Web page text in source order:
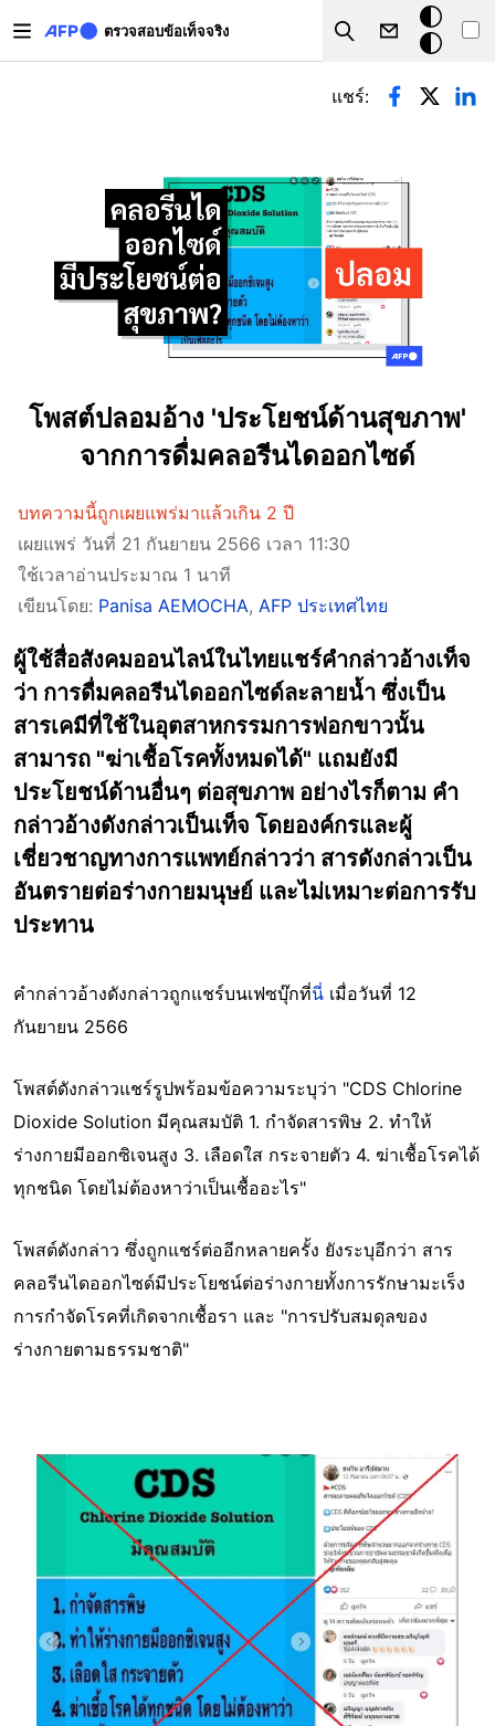
ตรวจสอบข้อเท็จจริง
Search
โหมด
มืด
Primary tabs
แชร์:
โพสต์ปลอมอ้าง 'ประโยชน์ด้านสุขภาพ'
จากการดื่มคลอรีนไดออกไซด์
บทความนี้ถูกเผยแพร่มาแล้วเกิน 2 ปี
เผยแพร่ วันที่ 21 กันยายน 2566 เวลา 11:30
ใช้เวลาอ่านประมาณ 1 นาที
เขียนโดย: Panisa AEMOCHA, AFP ประเทศไทย
ผู้ใช้สื่อสังคมออนไลน์ในไทยแชร์คำกล่าวอ้างเท็จ
ว่า การดื่มคลอรีนไดออกไซด์ละลายน้ำ ซึ่งเป็น
สารเคมีที่ใช้ในอุตสาหกรรมการฟอกขาวนั้น
สามารถ "ฆ่าเชื้อโรคทั้งหมดได้" แถมยังมี
ประโยชน์ด้านอื่นๆ ต่อสุขภาพ อย่างไรก็ตาม คำ
กล่าวอ้างดังกล่าวเป็นเท็จ โดยองค์กรและผู้
เชี่ยวชาญทางการแพทย์กล่าวว่า สารดังกล่าวเป็น
อันตรายต่อร่างกายมนุษย์ และไม่เหมาะต่อการรับ
ประทาน
คำกล่าวอ้างดังกล่าวถูกแชร์บนเฟซบุ๊กที่นี่ เมื่อวันที่ 12
กันยายน 2566
โพสต์ดังกล่าวแชร์รูปพร้อมข้อความระบุว่า "CDS Chlorine
Dioxide Solution มีคุณสมบัติ 1. กำจัดสารพิษ 2. ทำให้
ร่างกายมีออกซิเจนสูง 3. เลือดใส กระจายตัว 4. ฆ่าเชื้อโรคได้
ทุกชนิด โดยไม่ต้องหาว่าเป็นเชื้ออะไร"
โพสต์ดังกล่าว ซึ่งถูกแชร์ต่ออีกหลายครั้ง ยังระบุอีกว่า สาร
คลอรีนไดออกไซด์มีประโยชน์ต่อร่างกายทั้งการรักษามะเร็ง
การกำจัดโรคที่เกิดจากเชื้อรา และ "การปรับสมดุลของ
ร่างกายตามธรรมชาติ"
Image